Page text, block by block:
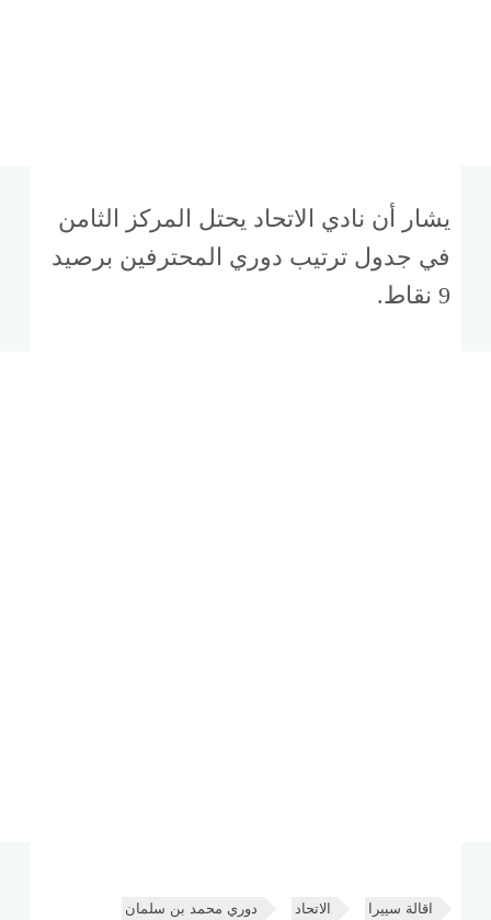
يشار أن نادي الاتحاد يحتل المركز الثامن
في جدول ترتيب دوري المحترفين برصيد
9 نقاط.
اقالة سييرا الاتحاد
دوري محمد بن سلمان